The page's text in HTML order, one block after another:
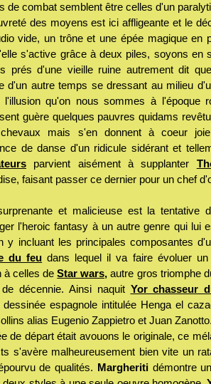
de combat semblent être celles d'un
des moyens est ici affligeante et le
vide, un trône et une épée magique en
s'active grâce à deux piles, soyons en
prés d'une vieille ruine autrement dit
d'un autre temps se dressant au milieu
l'illusion qu'on nous sommes à l'époque
guère quelques pauvres quidams
mais s'en donnent à coeur
de danse d'un ridicule sidérant et
parvient aisément à supplanter
faisant passer ce dernier pour un chef
et malicieuse est la tentative
l'heroic fantasy à un autre genre qui lui
y incluant les principales composantes
du feu dans lequel il va faire évoluer
à celles deStar wars, autre gros triomphe
décennie. Ainsi naquit Yor chasseur
dessinée espagnole intitulée Henga el
alias Eugenio Zappietro et Juan
de départ était avouons le originale, ce
s'avère malheureusement bien vite un
de qualités. Margheritidémontre